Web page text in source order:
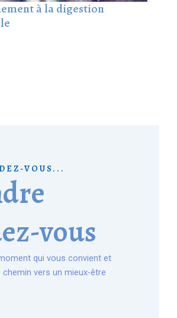
à la digestion
VOUS...
vous
qui vous convient et
vers un mieux-être